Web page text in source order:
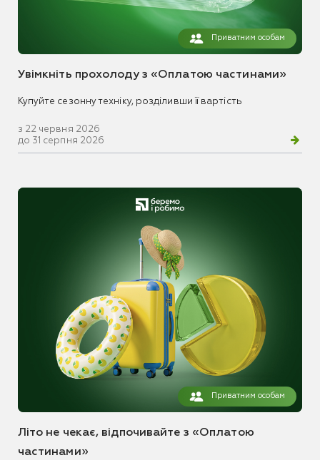
Приватним особам
Увімкніть прохолоду з «Оплатою частинами»
Купуйте сезонну техніку, розділивши її вартість
з 22 червня 2026
до 31 серпня 2026
Приватним особам
Літо не чекає, відпочивайте з «Оплатою
частинами»